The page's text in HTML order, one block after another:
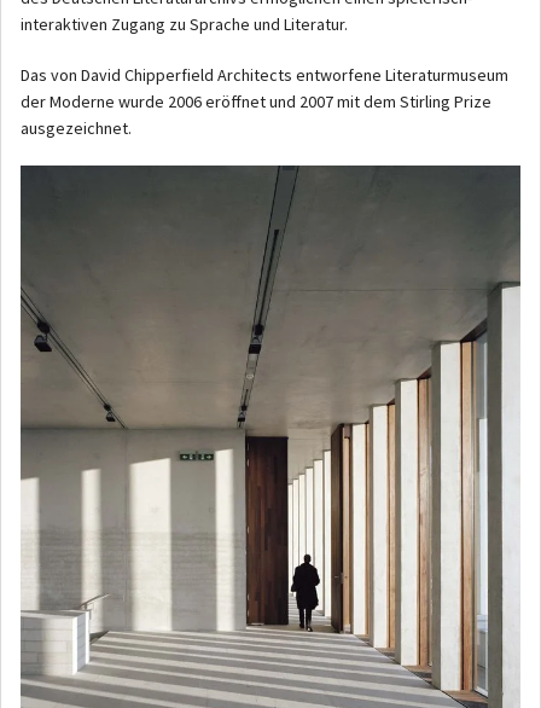
interaktiven Zugang zu Sprache und Literatur.
Das von David Chipperfield Architects entworfene Literaturmuseum
der Moderne wurde 2006 eröffnet und 2007 mit dem Stirling Prize
ausgezeichnet.